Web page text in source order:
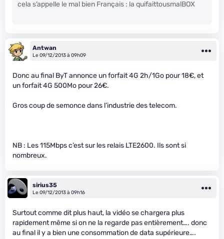
cela s’appelle le mal bien Français : la quifaittousmalBOX
Antwan
Le 09/12/2013 à 09h09
Donc au final ByT annonce un forfait 4G 2h/1Go pour 18€, et
un forfait 4G 500Mo pour 26€.
Gros coup de semonce dans l’industrie des telecom.
NB : Les 115Mbps c’est sur les relais LTE2600. Ils sont si
nombreux.
sirius35
Le 09/12/2013 à 09h16
Surtout comme dit plus haut, la vidéo se chargera plus
rapidement même si on ne la regarde pas entièrement…. donc
au final il y a bien une consommation de data supérieure….